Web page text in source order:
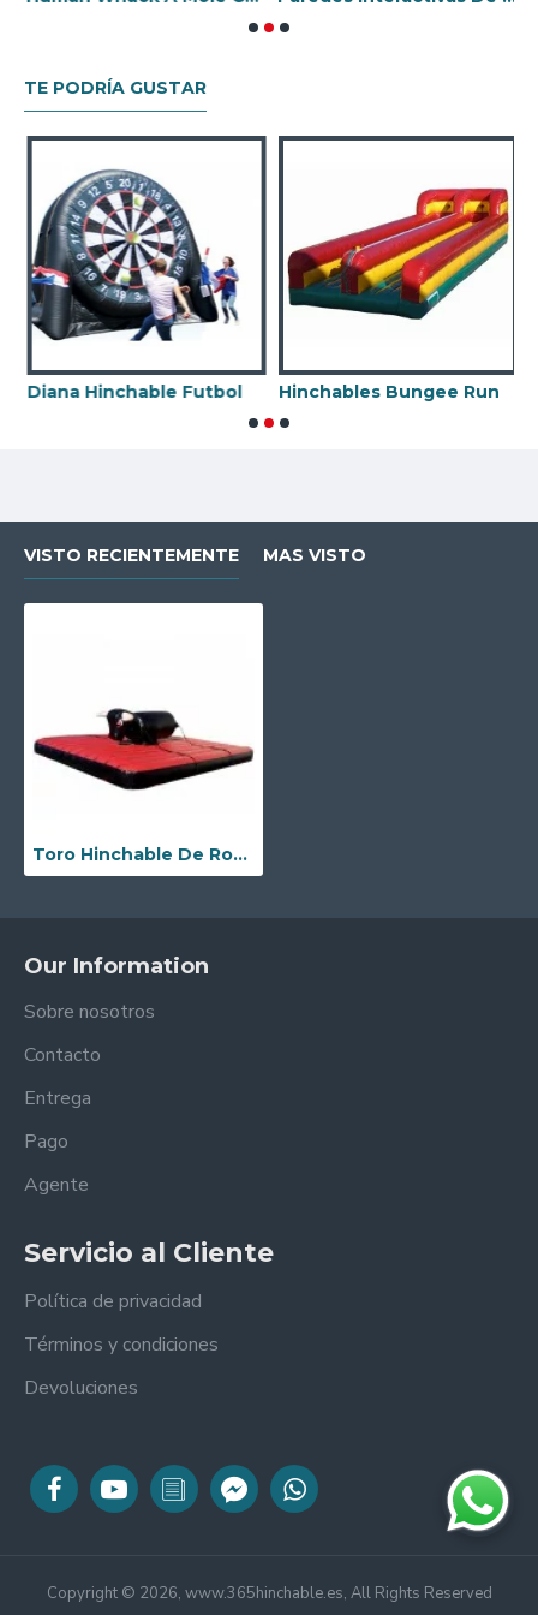
TE PODRÍA GUSTAR
Diana Hinchable Futbol Hinchables Bungee Run
VISTO RECIENTEMENTE MAS VISTO
Toro Hinchable De Rodeo Con Correas
Our Information
Sobre nosotros
Contacto
Entrega
Pago
Agente
Servicio al Cliente
Política de privacidad
Términos y condiciones
Devoluciones
Copyright © 2026, www.365hinchable.es, All Rights Reserved